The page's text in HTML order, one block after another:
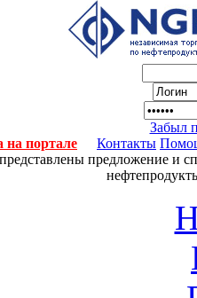
Забыл
на портале
Контакты
предложение и